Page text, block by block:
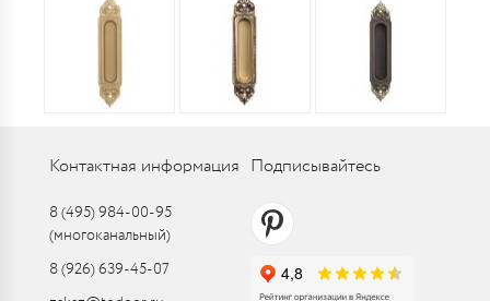
Контактная информация
8 (495) 984-00-95
(многоканальный)
8 (926) 639-45-07
Подписывайтесь